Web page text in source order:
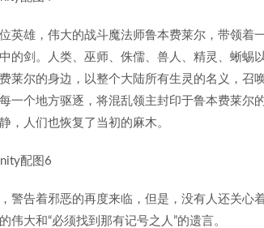
英雄，伟大的战斗魔法师鲁本费莱尔，带领着
的剑。人类、巫师、侏儒、兽人、精灵、蜥蜴
莱尔的身边，以整个大陆所有生灵的名义，召
一个地方驱逐，将混乱领主封印于鲁本费莱尔
，人们也恢复了当初的麻木。
警告着邪恶的再度来临，但是，没有人还关心
伟大和“必须找到那有记号之人”的遗言。